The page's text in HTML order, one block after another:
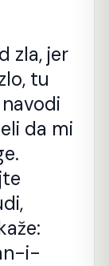
zla, jer
tu
da mi
i-